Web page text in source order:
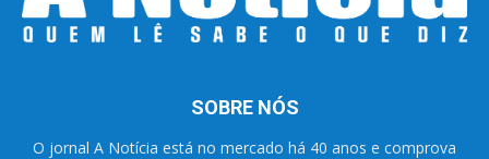
SOBRE NÓS
O jornal A Notícia está no mercado há 40 anos e comprova